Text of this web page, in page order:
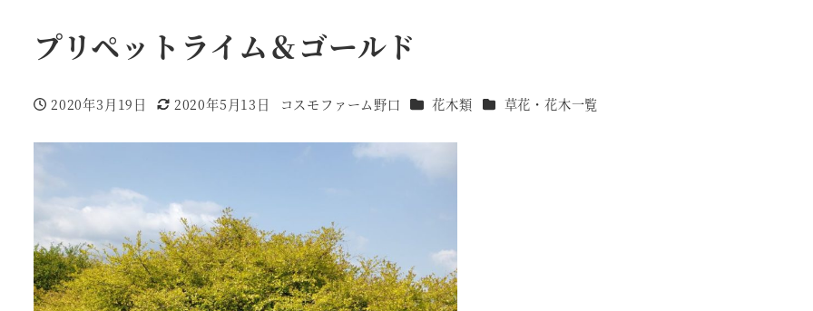
プリペットライム＆ゴールド
投稿日
2020年3月19日
更新日
2020年5月13日
著
コスモファーム野口 カテゴリー
花木類 カテゴリー
草花・花木一覧